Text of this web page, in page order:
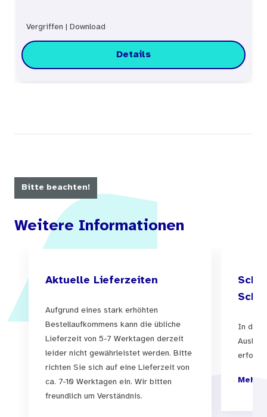
Vergriffen | Download
Details
Bitte beachten!
Weitere Informationen
Aktuelle Lieferzeiten
Aufgrund eines stark erhöhten
Bestellaufkommens kann die übliche
Lieferzeit von 5-7 Werktagen derzeit
leider nicht gewährleistet werden. Bitte
richten Sie sich auf eine Lieferzeit von
ca. 7-10 Werktagen ein. Wir bitten
freundlich um Verständnis.
In der
Mehr